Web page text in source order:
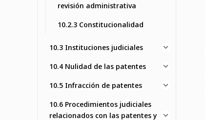
revisión administrativa
10.2.3 Constitucionalidad
10.3 Instituciones judiciales
10.4 Nulidad de las patentes
10.5 Infracción de patentes
10.6 Procedimientos judiciales
relacionados con las patentes y